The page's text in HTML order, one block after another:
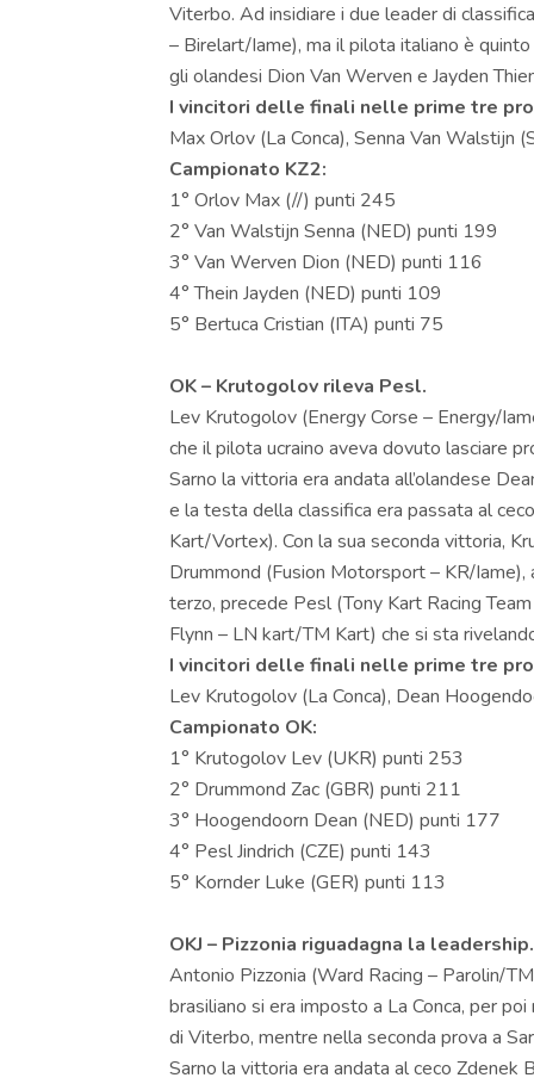
Viterbo. Ad insidiare i due leader di
– Birelart/Iame), ma il pilota italiano è
gli olandesi Dion Van Werven e Jayden
I vincitori delle finali nelle prime tre
Max Orlov (La Conca), Senna Van Walstijn
Campionato KZ2:
1° Orlov Max (//) punti 245
2° Van Walstijn Senna (NED) punti 199
3° Van Werven Dion (NED) punti 116
4° Thein Jayden (NED) punti 109
5° Bertuca Cristian (ITA) punti 75
OK – Krutogolov rileva Pesl.
Lev Krutogolov (Energy Corse – Energy/
che il pilota ucraino aveva dovuto lasciare
Sarno la vittoria era andata all’olandese
e la testa della classifica era passata al
Kart/Vortex). Con la sua seconda vittoria,
Drummond (Fusion Motorsport – KR/
terzo, precede Pesl (Tony Kart Racing
Flynn – LN kart/TM Kart) che si sta
I vincitori delle finali nelle prime tre
Lev Krutogolov (La Conca), Dean
Campionato OK:
1° Krutogolov Lev (UKR) punti 253
2° Drummond Zac (GBR) punti 211
3° Hoogendoorn Dean (NED) punti 177
4° Pesl Jindrich (CZE) punti 143
5° Kornder Luke (GER) punti 113
OKJ – Pizzonia riguadagna la leadership.
Antonio Pizzonia (Ward Racing – Parolin/
brasiliano si era imposto a La Conca, per
di Viterbo, mentre nella seconda prova a
Sarno la vittoria era andata al ceco Zdenek